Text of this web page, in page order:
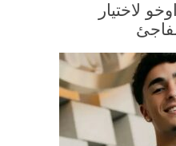
لاختيار